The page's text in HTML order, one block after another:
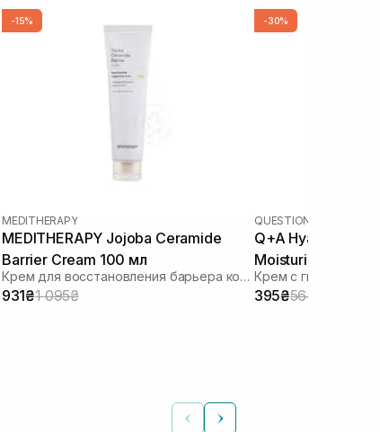
-15%
MEDITHERAPY
MEDITHERAPY Jojoba Ceramide
Barrier Cream 100 мл
Крем для восстановления барьера кожи
931₴1 095₴
-30%
QUESTION AND
Q+A Hyaluronic
Moisturiser 75 мл
Крем с
395₴564₴